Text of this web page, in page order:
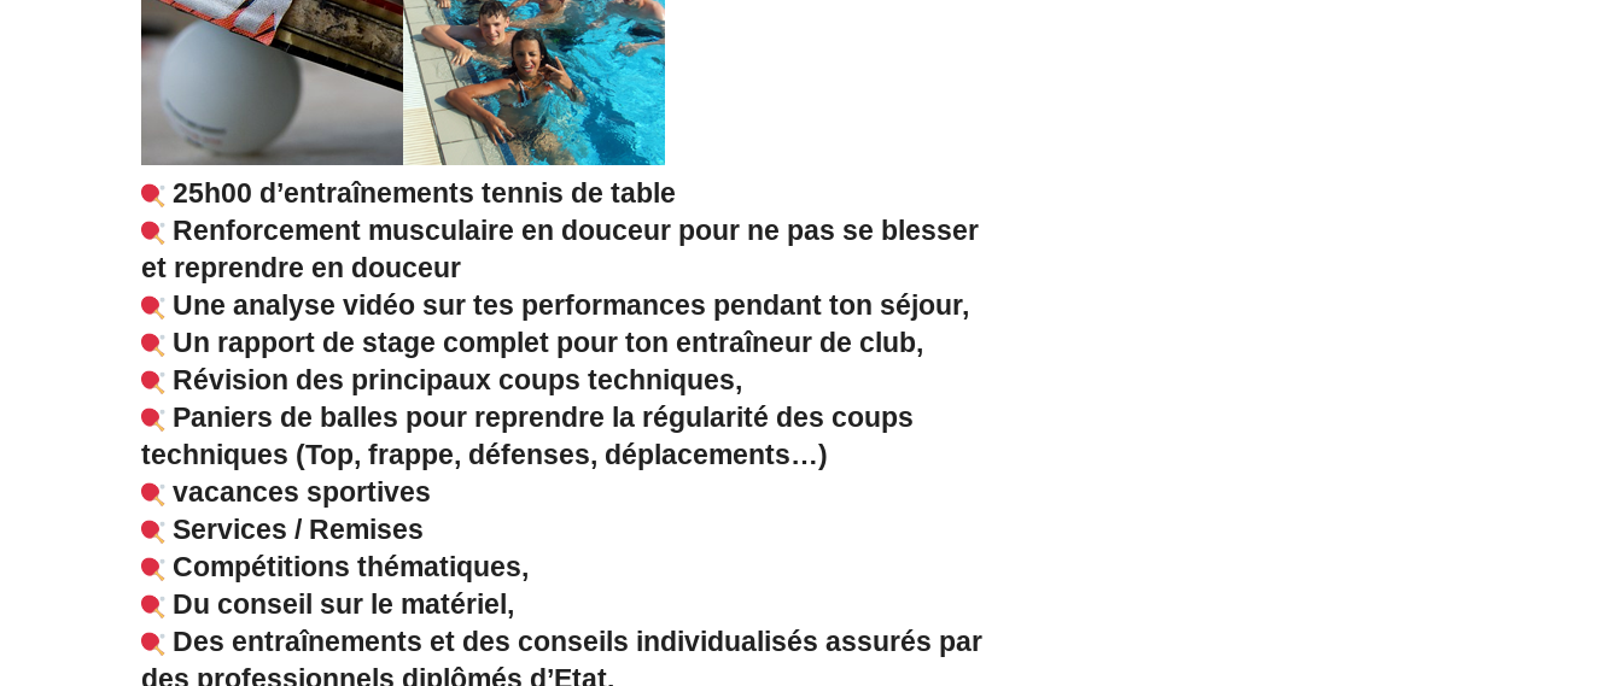
25h00 d’entraînements tennis de table
Renforcement musculaire en douceur pour ne pas se blesser
et reprendre en douceur
Une analyse vidéo sur tes performances pendant ton séjour,
Un rapport de stage complet pour ton entraîneur de club,
Révision des principaux coups techniques,
Paniers de balles pour reprendre la régularité des coups
techniques (Top, frappe, défenses, déplacements…)
vacances sportives
Services / Remises
Compétitions thématiques,
Du conseil sur le matériel,
Des entraînements et des conseils individualisés assurés par
des professionnels diplômés d’Etat.